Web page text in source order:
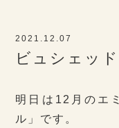
2021.12.07
ビュシェッ
明日は12月のエ
ル」です。